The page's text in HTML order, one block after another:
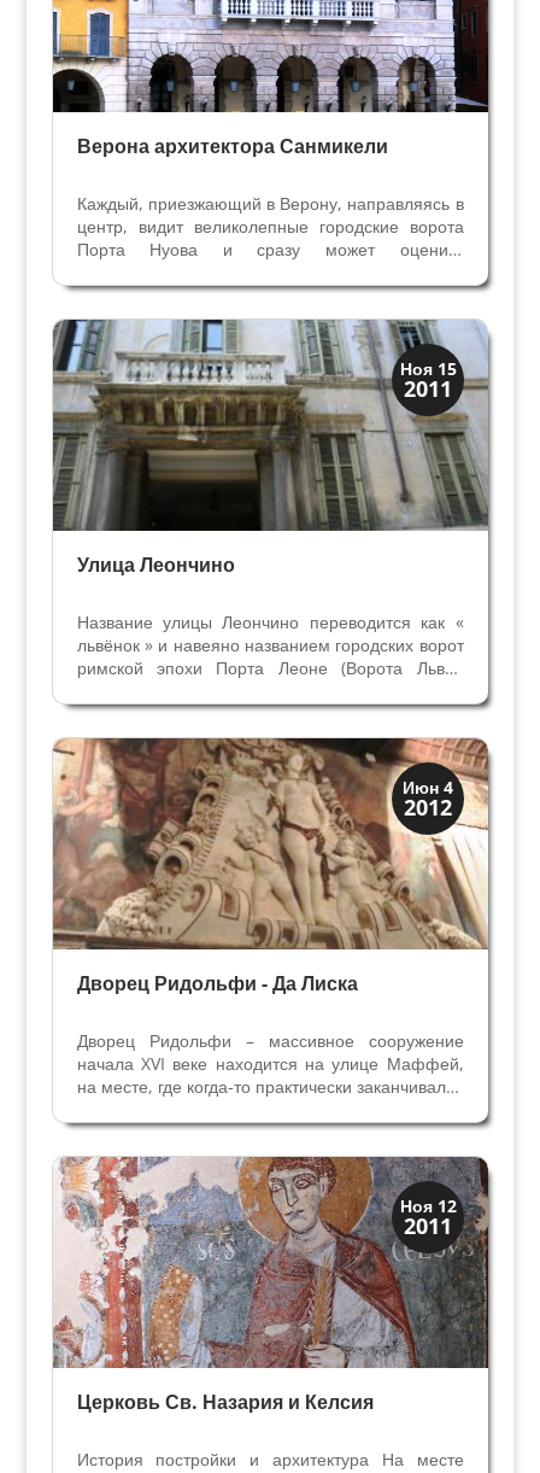
Верона архитектора Санмикели
Каждый, приезжающий в Верону, направляясь в
центр, видит великолепные городские ворота
Порта Нуова и сразу может оценить
шестнадцатого века Микеле Санмикели. Верона
славится его военными, гражданскими и
религиозными...
Ноя 15
2011
Скрытая Верона
Улицы и площади
Улица Леончино
Название улицы Леончино переводится как «
львёнок » и навеяно названием городских ворот
римской эпохи Порта Леоне (Ворота Льва),
направляется к амфитеатру Арена - ещё
одному древнему памятнику римской Вероны.
Именно вдоль этой...
Июн 4
2012
Виллы и дворцы
Скрытая Верона
Дворец Ридольфи - Да Лиска
Дворец Ридольфи – массивное сооружение
начала XVI веке находится на улице Маффей,
на месте, где когда-то практически заканчивался
Лиска, перестроили здание в девятнадцатом
веке: оно было значительно расширено, и
надстроен...
Ноя 12
2011
Скрытая Верона
Церкви
Церковь Св. Назария и Келсия
История постройки и архитектура На месте